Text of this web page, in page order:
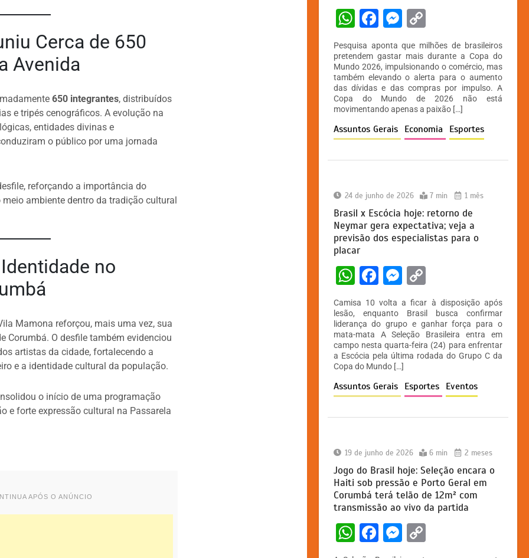
Cerca de 650
Avenida
650 integrantes, distribuídos
e tripés cenográficos. A evolução na
entidades divinas e
o público por uma jornada
reforçando a importância do
ambiente dentro da tradição cultural
no
Mamona reforçou, mais uma vez, sua
Corumbá. O desfile também evidenciou
artistas da cidade, fortalecendo a
e a identidade cultural da população.
o início de uma programação
e forte expressão cultural na Passarela
APÓS O ANÚNCIO
W
h
at
s
A
p
p
F
c
e
b
o
o
M
s
s
e
n
g
C
o
p
y
Li
n
k
Pesquisa aponta que milhões de brasileiros
pretendem gastar mais durante a Copa do
Mundo 2026, impulsionando o comércio, mas
também elevando o alerta para o aumento
das dívidas e das compras por impulso. A
Copa do Mundo de 2026 não está
movimentando apenas a paixão […]
Assuntos Gerais Economia Esportes
24 de junho de 2026 7 min 1 mês
Brasil x Escócia hoje: retorno de
Neymar gera expectativa; veja a
previsão dos especialistas para o
placar
W
at
s
A
p
p
F
c
e
b
o
o
M
e
s
s
e
n
g
C
o
p
y
Li
k
Camisa 10 volta a ficar à disposição após
lesão, enquanto Brasil busca confirmar
liderança do grupo e ganhar força para o
mata-mata A Seleção Brasileira entra em
campo nesta quarta-feira (24) para enfrentar
a Escócia pela última rodada do Grupo C da
Copa do Mundo […]
Assuntos Gerais Esportes Eventos
19 de junho de 2026 6 min 2 meses
Jogo do Brasil hoje: Seleção encara o
Haiti sob pressão e Porto Geral em
Corumbá terá telão de 12m² com
transmissão ao vivo da partida
W
h
F
a
M C